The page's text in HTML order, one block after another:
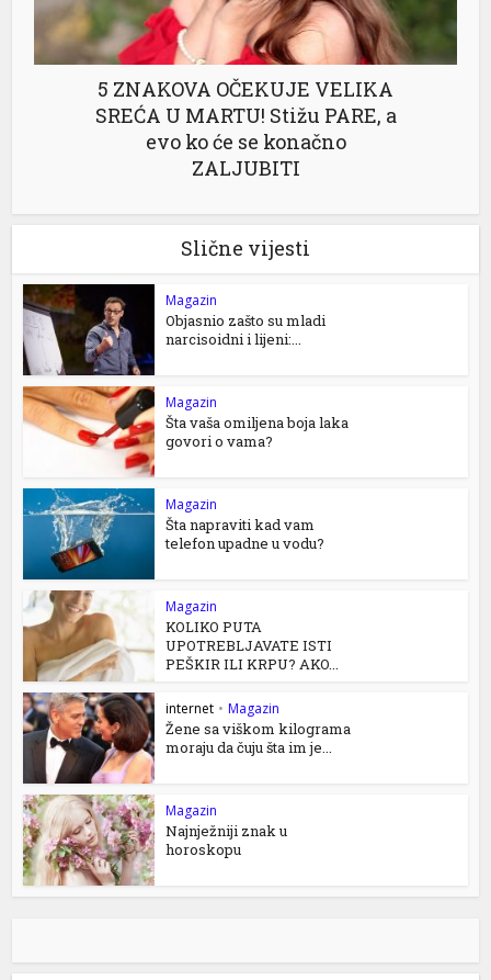
5 ZNAKOVA OČEKUJE VELIKA
SREĆA U MARTU! Stižu PARE, a
evo ko će se konačno
ZALJUBITI
Slične vijesti
Magazin
Objasnio zašto su mladi
narcisoidni i lijeni:...
Magazin
Šta vaša omiljena boja laka
govori o vama?
Magazin
Šta napraviti kad vam
telefon upadne u vodu?
Magazin
KOLIKO PUTA
UPOTREBLJAVATE ISTI
PEŠKIR ILI KRPU? AKO...
internet • Magazin
Žene sa viškom kilograma
moraju da čuju šta im je...
Magazin
Najnježniji znak u
horoskopu